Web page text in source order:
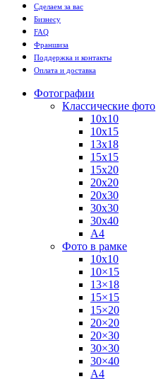
Сделаем за вас
Бизнесу
FAQ
Франшиза
Поддержка и контакты
Оплата и доставка
Фотографии
Классические фото
10х10
10х15
13х18
15х15
15х20
20х20
20х30
30х30
30х40
А4
Фото в рамке
10х10
10×15
13×18
15×15
15×20
20×20
20×30
30×30
30×40
A4